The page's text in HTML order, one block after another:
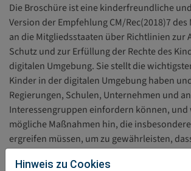
Die Broschüre ist eine kinderfreundliche
Version der Empfehlung CM/Rec(2018)7
an die Mitgliedsstaaten über Richtlinien zur
Schutz und zur Erfüllung der Rechte des
digitalen Umgebung. Sie stellt die
Kinder in der digitalen Umgebung haben
Regierungen, Schulen, Unternehmen und
Interessengruppen einfordern können, und
mögliche Maßnahmen hin, die
ergreifen müssen, um zu gewährleisten,
Nutzung der digitalen Technologie sicher
Hinweis zu Cookies